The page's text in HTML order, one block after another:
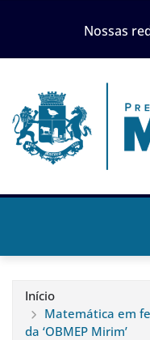
Nossas
Início
Matemática em
da ‘OBMEP Mirim’